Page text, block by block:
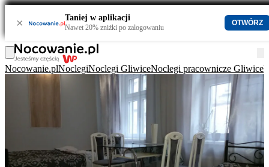
× Taniej w aplikacji
Nawet 20% zniżki po zalogowaniu
OTWÓRZ
Nocowanie.plNoclegiNoclegi GliwiceNoclegi pracownicze Gliwice